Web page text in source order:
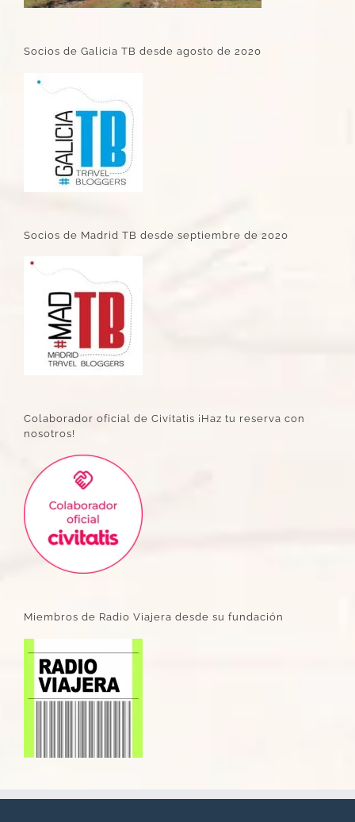
Socios de Galicia TB desde agosto de 2020
Socios de Madrid TB desde septiembre de 2020
Colaborador oficial de Civitatis ¡Haz tu reserva con
nosotros!
Miembros de Radio Viajera desde su fundación